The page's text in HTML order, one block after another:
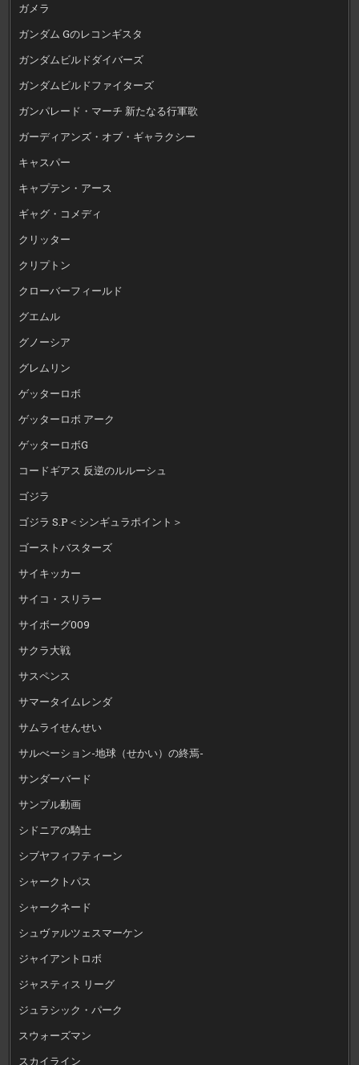
ガメラ
ガンダム Gのレコンギスタ
ガンダムビルドダイバーズ
ガンダムビルドファイターズ
ガンパレード・マーチ 新たなる行軍歌
ガーディアンズ・オブ・ギャラクシー
キャスパー
キャプテン・アース
ギャグ・コメディ
クリッター
クリプトン
クローバーフィールド
グエムル
グノーシア
グレムリン
ゲッターロボ
ゲッターロボ アーク
ゲッターロボG
コードギアス 反逆のルルーシュ
ゴジラ
ゴジラ S.P＜シンギュラポイント＞
ゴーストバスターズ
サイキッカー
サイコ・スリラー
サイボーグ009
サクラ大戦
サスペンス
サマータイムレンダ
サムライせんせい
サルべーション-地球（せかい）の終焉-
サンダーバード
サンプル動画
シドニアの騎士
シブヤフィフティーン
シャークトパス
シャークネード
シュヴァルツェスマーケン
ジャイアントロボ
ジャスティス リーグ
ジュラシック・パーク
スウォーズマン
スカイライン